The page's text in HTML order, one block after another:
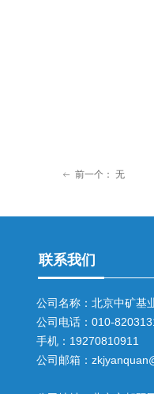
ꂃ 前一个： 无
联系我们
公司名称：北京中矿基
公司电话：010-
手机：19270810911
公司邮箱：